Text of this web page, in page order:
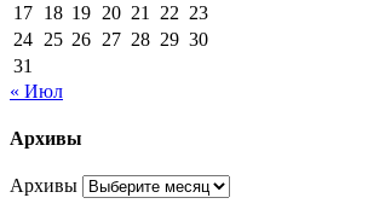
17 18 19 20 21 22 23
24 25 26 27 28 29 30
31
« Июл
Архивы
Архивы